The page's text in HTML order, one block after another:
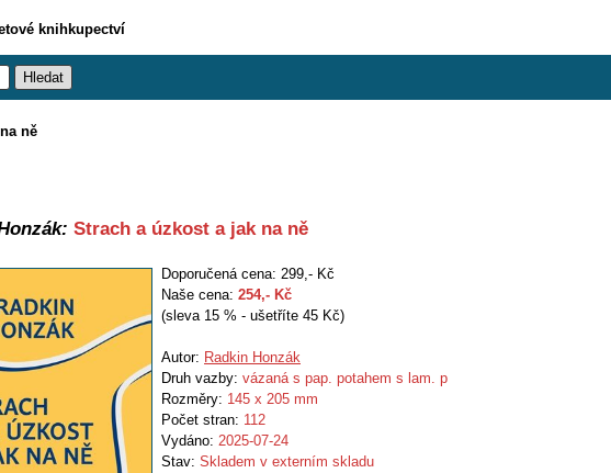
knihkupectví
ně
Strach a úzkost a jak na ně
Doporučená cena: 299,- Kč
Naše cena: 254,- Kč
(sleva 15 % - ušetříte 45 Kč)
Autor: Radkin Honzák
Druh vazby: vázaná s pap. potahem s lam. p
Rozměry: 145 x 205 mm
Počet stran: 112
Vydáno: 2025-07-24
Stav: Skladem v externím skladu